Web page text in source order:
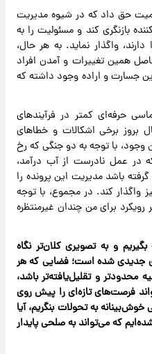
حق داد که در شیوه مدیریت
بازنگری کند و مسئولیت را به
واگذار نماید. به هر حال،
همین تغییرات و آمدن افراد
جسارت و اراده وجود داشته که
حرفه‌ای کمتر در فرآیندهای
بروز برخی اشکالات و خطاهای
وجود، با توجه به دو جنگی که رخ
در عمل نادرست از آب درآمد،
باشد مدیریت این پرونده را
واگذار کند. در مجموع، با توجه
برای من چندان غیرمنتظره
و به تصویری کلان‌تر نگاه
جدیدی شده است؛ فضایی که هر
محدودتر و تقلیل‌یافته‌تر باشد،
فرصت‌های تازه‌ای را پیش روی
به تحولات بنگریم، آیا
که می‌تواند به صلحی پایدار